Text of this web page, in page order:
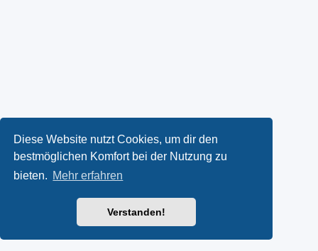
Diese Website nutzt Cookies, um dir den
bestmöglichen Komfort bei der Nutzung zu
bieten. Mehr erfahren
Verstanden!